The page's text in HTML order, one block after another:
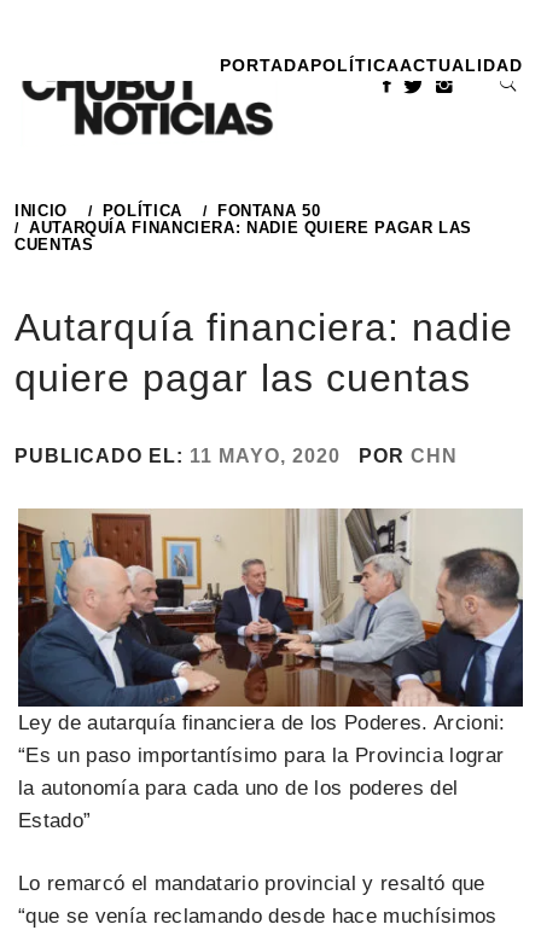
contenido
PORTADAPOLÍTICAACTUALIDAD
INICIO POLÍTICA
FONTANA 50
AUTARQUÍA FINANCIERA: NADIE QUIERE PAGAR LAS
CUENTAS
Autarquía financiera: nadie
quiere pagar las cuentas
PUBLICADO EL: 11 MAYO, 2020 POR CHN
Ley de autarquía financiera de los Poderes. Arcioni:
“Es un paso importantísimo para la Provincia lograr
la autonomía para cada uno de los poderes del
Estado”
Lo remarcó el mandatario provincial y resaltó que
“que se venía reclamando desde hace muchísimos